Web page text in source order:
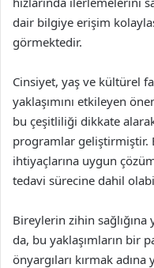
dair bilgiye erişim
görmektedir.
Cinsiyet, yaş ve kültürel
yaklaşımını etkileyen
bu çeşitliliği dikkate
programlar geliştirmiştir.
ihtiyaçlarına uygun
tedavi sürecine dahil
Bireylerin zihin sağlığına
da, bu yaklaşımların bir
önyargıları kırmak adına